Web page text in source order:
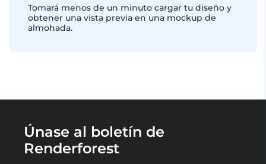
Tomará menos de un minuto cargar tu diseño y
obtener una vista previa en una mockup de
almohada.
Únase al boletín de
Renderforest